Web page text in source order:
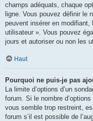
champs adéquats, chaque
ligne. Vous pouvez définir le
peuvent insérer en
utilisateur ». Vous pouvez
jours et autoriser ou non les
Haut
Pourquoi ne puis-je pas
La limite d’options d’un
forum. Si le nombre
vous semble trop restreint,
forum s’il est possible de